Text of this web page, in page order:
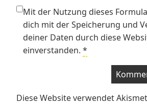
Mit der Nutzung dieses
dich mit der Speicherung und
deiner Daten durch diese
einverstanden. *
Diese Website verwendet